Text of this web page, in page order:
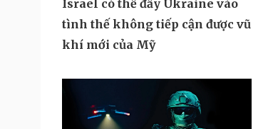
Israel có thể đẩy Ukraine vào
tình thế không tiếp cận được vũ
khí mới của Mỹ